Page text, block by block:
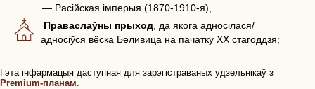
— Расійская імперыя (1870-1910-я),
Праваслаўны прыход, да якога адносілася/
адносіўся вёска Беливица на пачатку ХХ стагоддзя;
Гэта інфармацыя даступная для зарэгістраваных удзельнікаў з
Premium-планам.